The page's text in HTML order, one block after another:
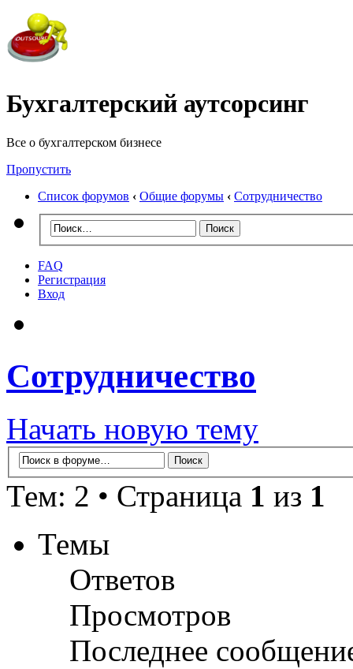
Бухгалтерский аутсорсинг
Все о бухгалтерском бизнесе
Пропустить
Список форумов ‹ Общие форумы ‹ Сотрудничество
FAQ
Регистрация
Вход
Сотрудничество
Начать новую тему
Тем: 2 • Страница 1 из 1
Темы
Ответов
Просмотров
Последнее